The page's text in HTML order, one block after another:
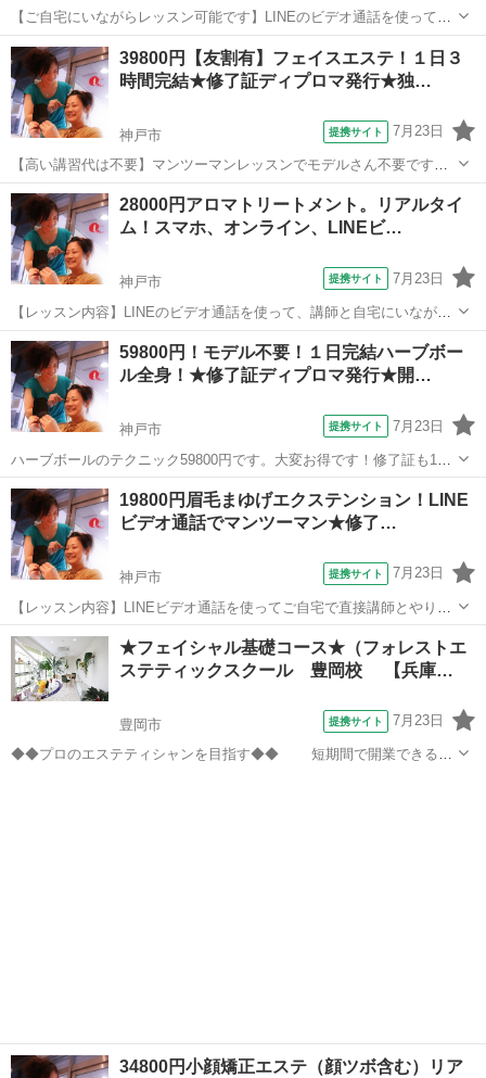
【ご自宅にいながらレッスン可能です】LINEのビデオ通話を使って、
講師と自宅にいながらリアルタイムでマンツーマンレッスンです。45
分/60分コースとそれ以上のコースを作る事ができ、自分でお好きに決
められます。スマートフォンで...
兵庫 神戸市 エステ
39800円【友割有】フェイスエステ！１日３
時間完結★修了証ディプロマ発行★独…
神戸市 提携サイト 7月23日
【高い講習代は不要】マンツーマンレッスンでモデルさん不要です。
全て手技で行うので、高い機械を購入する必要は一切ありません！45
分/60分コースとそれ以上のコースを作る事ができ、自分でお好きに決
められます。受講後の質問も無料な...
兵庫 神戸市 エステ
28000円アロマトリートメント。リアルタイ
ム！スマホ、オンライン、LINEビ…
神戸市 提携サイト 7月23日
【レッスン内容】LINEのビデオ通話を使って、講師と自宅にいながら
リアルタイムでマンツーマンレッスンです。アロマオイルを使用し
て、うつ伏せ（背中〜足）あお向け（首、肩、デコルテ、足）までを
トリートメント致します。学科＆技術も...
兵庫 神戸市 アロマ
59800円！モデル不要！１日完結ハーブボー
ル全身！★修了証ディプロマ発行★開…
神戸市 提携サイト 7月23日
ハーブボールのテクニック59800円です。大変お得です！修了証も1枚
1700円で発行しています★是非、更なる技術UPにご利用下さい！復習
用のDVD、遠方の方向けの通信講座もご用意しています！こちらから
の営業電話は致しません。...
兵庫 神戸市 アロマ
19800円眉毛まゆげエクステンション！LINE
ビデオ通話でマンツーマン★修了…
神戸市 提携サイト 7月23日
【レッスン内容】LINEビデオ通話を使ってご自宅で直接講師とやりと
りしながらマンツーマンで学べます。自分にも相手にもかけることが
でき、学科＆技術もきちんと行います。美容師免許保持講師が、一生
懸命お教えします！また、無料質問を...
兵庫 神戸市 メイク
★フェイシャル基礎コース★（フォレストエ
ステティックスクール 豊岡校 【兵庫…
豊岡市 提携サイト 7月23日
◆◆プロのエステティシャンを目指す◆◆ 短期間で開業できる技
34800円小顔矯正エステ（顔ツボ含む）リア